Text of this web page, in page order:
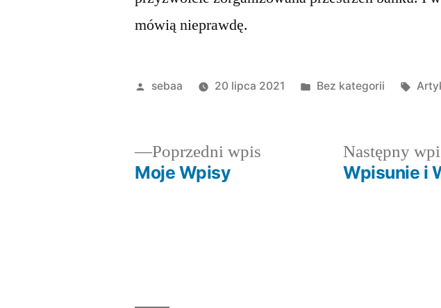
mówią nieprawdę.
Posted
sebaa 20 lipca 2021
Posted
Bez kategorii Tagi:
Nawigacja
Poprzedni wpis
Moje Wpisy
Następny
Wpisunie i